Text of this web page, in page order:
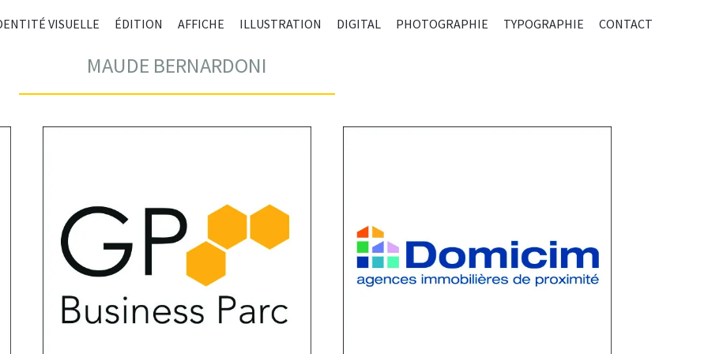
ALLER
VISUELLE ÉDITION AFFICHE ILLUSTRATION DIGITAL PHOTOGRAPHIE TYPOGRAPHIE CONTACT
MAUDE BERNARDONI